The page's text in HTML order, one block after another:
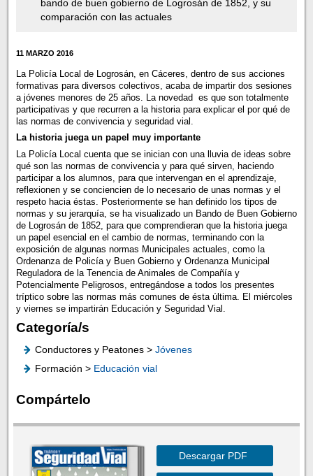
bando de buen gobierno de Logrosán de 1852, y su
comparación con las actuales
11 MARZO 2016
La Policía Local de Logrosán, en Cáceres, dentro de sus acciones
formativas para diversos colectivos, acaba de impartir dos sesiones
a jóvenes menores de 25 años. La novedad es que son totalmente
participativas y que recurren a la historia para explicar el por qué de
las normas de convivencia y seguridad vial.
La historia juega un papel muy importante
La Policía Local cuenta que se inician con una lluvia de ideas sobre
qué son las normas de convivencia y para qué sirven, haciendo
participar a los alumnos, para que intervengan en el aprendizaje,
reflexionen y se conciencien de lo necesario de unas normas y el
respeto hacia éstas. Posteriormente se han definido los tipos de
normas y su jerarquía, se ha visualizado un Bando de Buen Gobierno
de Logrosán de 1852, para que comprendieran que la historia juega
un papel esencial en el cambio de normas, terminando con la
exposición de algunas normas Municipales actuales, como la
Ordenanza de Policía y Buen Gobierno y Ordenanza Municipal
Reguladora de la Tenencia de Animales de Compañía y
Potencialmente Peligrosos, entregándose a todos los presentes
tríptico sobre las normas más comunes de ésta última. El miércoles
y viernes se impartirán Educación y Seguridad Vial.
Categoría/s
Conductores y Peatones > Jóvenes
Formación > Educación vial
Compártelo
Descargar PDF